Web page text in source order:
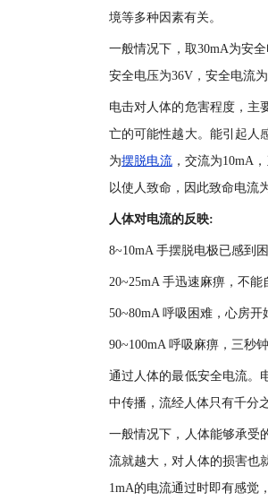
境等多种因素有关。
一般情况下，取30mA为安
安全电压为36V，安全电流
电击对人体的危害程度，主
亡的可能性越大。能引起人
为摆脱电流，交流为10mA
以使人致命，因此致命电流
人体对电流的反映:
8~10mA 手摆脱电极已感到
20~25mA 手迅速麻痹，不能
50~80mA 呼吸困难，心房开
90~100mA 呼吸麻痹，三秒
通过人体的最低安全电流。
中传播，流经人体只有千分
一般情况下，人体能够承受
流就越大，对人体的损害也
1mA的电流通过时即有感觉